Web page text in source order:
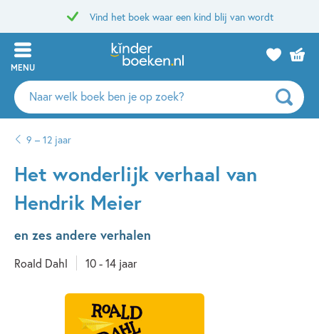
Vind het boek waar een kind blij van wordt
MENU
Zoeken
naar
auteurs
uitgevers
9 – 12 jaar
Het wonderlijk verhaal van
Hendrik Meier
en zes andere verhalen
Roald Dahl 10 - 14 jaar